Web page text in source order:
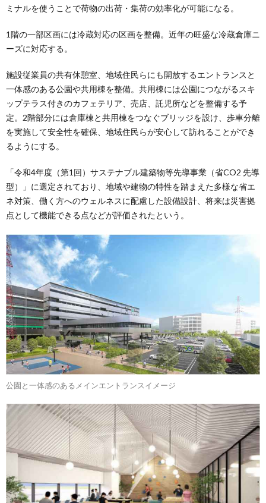
ミナルを使うことで荷物の出荷・集荷の効率化が可能になる。
1階の一部区画には冷蔵対応の区画を整備。近年の旺盛な冷蔵倉庫ニ
ーズに対応する。
施設従業員の共有休憩室、地域住民らにも開放するエントランスと
一体感のある公園や共用棟を整備。共用棟には公園につながるスキ
ップテラス付きのカフェテリア、売店、託児所などを整備する予
定。2階部分には倉庫棟と共用棟をつなぐブリッジを設け、歩車分離
を実施して安全性を確保、地域住民らが安心して訪れることができ
るようにする。
「令和4年度（第1回）サステナブル建築物等先導事業（省CO2 先導
型）」に選定されており、地域や建物の特性を踏まえた多様な省エ
ネ対策、働く方へのウェルネスに配慮した設備設計、将来は災害拠
点として機能できる点などが評価されたという。
公園と一体感のあるメインエントランスイメージ